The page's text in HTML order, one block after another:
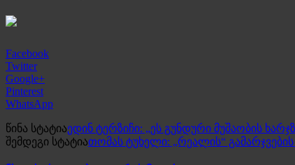
Facebook
Twitter
Google+
Pinterest
WhatsApp
წინა სტატიაედინ ტერზიჩი: „ეს გუნდური მუშაობის
შემდეგი სტატიათომას ტუხელი: „რეალის“ გამარჯვების